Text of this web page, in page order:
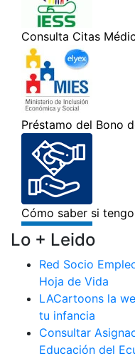
Lo + Leido
Red Socio
Hoja de Vida
LACartoons la
tu infancia
Consultar
Educación del